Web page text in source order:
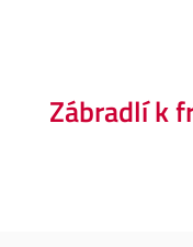
Zábradlí k